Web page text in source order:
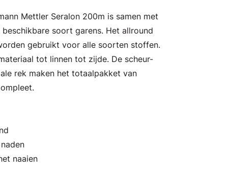
Mettler Seralon 200m is samen met
soort garens. Het allround
gebruikt voor alle soorten stoffen.
tot linnen tot zijde. De scheur-
rek maken het totaalpakket van
naaien